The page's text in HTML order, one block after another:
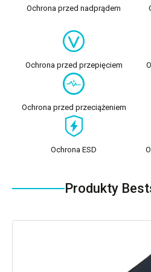
Ochrona przed nadprądem
Ochrona przed przepięciem
Ochrona przed przeciążeniem
Ochrona ESD
Produkty